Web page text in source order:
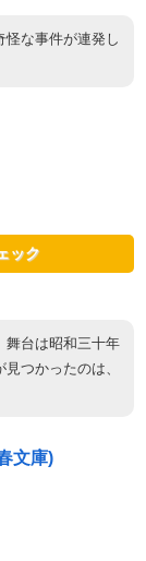
な事件が連発し
ック
舞台は昭和三十年
つかったのは、
文庫)